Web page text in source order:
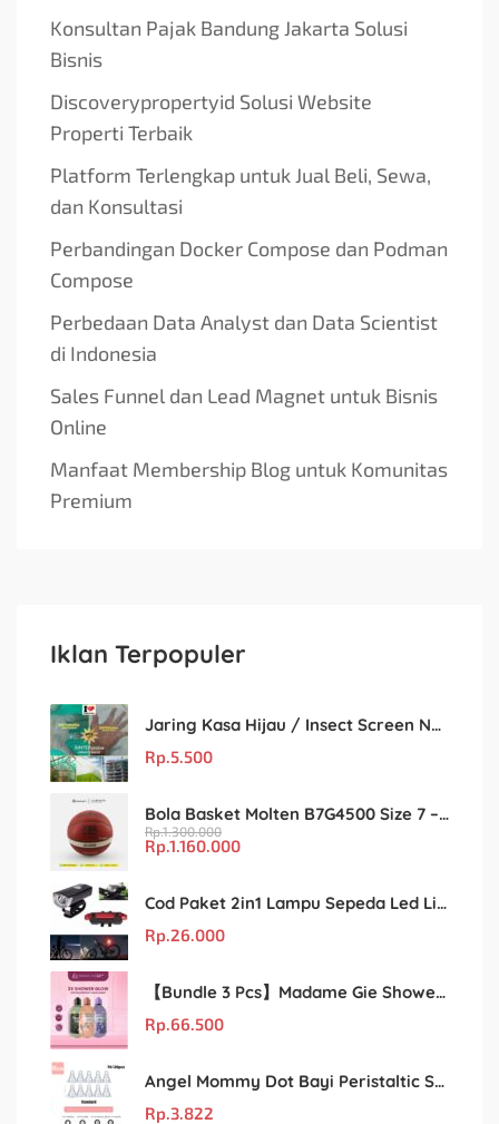
Konsultan Pajak Bandung Jakarta Solusi
Bisnis
Discoverypropertyid Solusi Website
Properti Terbaik
Platform Terlengkap untuk Jual Beli, Sewa,
dan Konsultasi
Perbandingan Docker Compose dan Podman
Compose
Perbedaan Data Analyst dan Data Scientist
di Indonesia
Sales Funnel dan Lead Magnet untuk Bisnis
Online
Manfaat Membership Blog untuk Komunitas
Premium
Iklan Terpopuler
Jaring Kasa Hijau / Insect Screen Net – Kualitas Terjamin & Harga Eceran Terjangkau
Rp.5.500
Bola Basket Molten B7G4500 Size 7 – Resmi FIBA & IBL
Rp.1.300.000
Rp.1.160.000
Cod Paket 2in1 Lampu Sepeda Led Light Depan Dan Belakang Rechargeable
Rp.26.000
【Bundle 3 Pcs】Madame Gie Shower Glow – Solusi Perawatan Kulit dalam Satu Paket!
Rp.66.500
Angel Mommy Dot Bayi Peristaltic S/M/L/X-Cut / Puting Lebar Buram 10pcs
Rp.3.822